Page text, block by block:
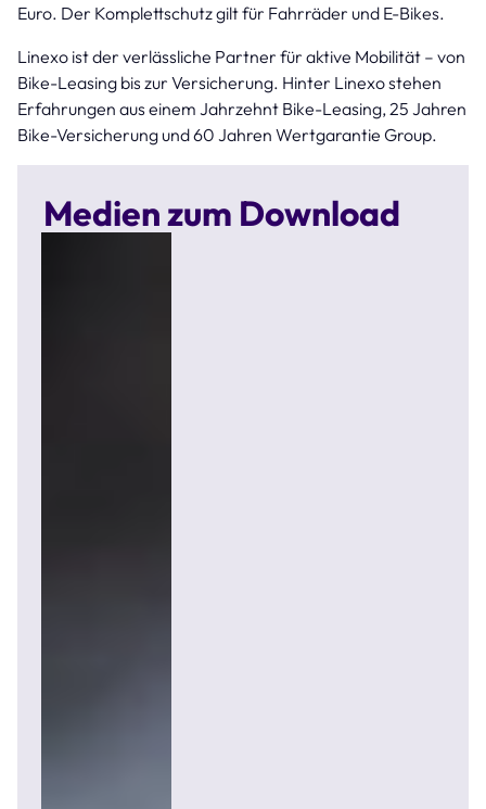
Euro. Der Komplettschutz gilt für Fahrräder und E-Bikes.
Linexo ist der verlässliche Partner für aktive Mobilität – von
Bike-Leasing bis zur Versicherung. Hinter Linexo stehen
Erfahrungen aus einem Jahrzehnt Bike-Leasing, 25 Jahren
Bike-Versicherung und 60 Jahren Wertgarantie Group.
Medien zum Download